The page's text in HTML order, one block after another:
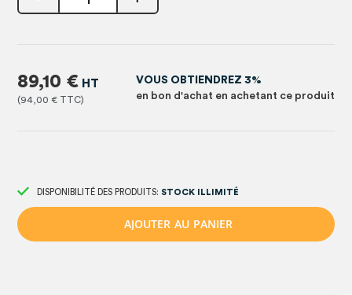
94,00 €
89,10 €
VOUS OBTIENDREZ 3%
en bon d'achat en achetant ce produit
DISPONIBILITÉ DES PRODUITS:STOCK ILLIMITÉ
AJOUTER AU PANIER